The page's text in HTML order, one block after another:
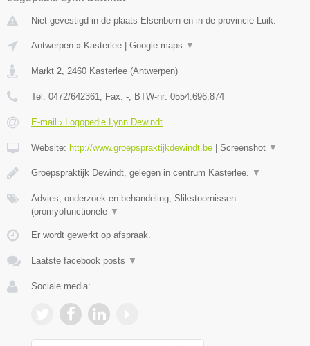
Niet gevestigd in de plaats Elsenborn en in de provincie Luik.
Antwerpen » Kasterlee | Google maps ▼
Markt 2 2460 Kasterlee (Antwerpen)
Tel: 0472/642361 , Fax: - , BTW-nr: 0554.696.874
E-mail › Logopedie Lynn Dewindt
Website: http://www.groepspraktijkdewindt.be | Screenshot ▼
Groepspraktijk Dewindt, gelegen in centrum Kasterlee. ▼
Advies, onderzoek en behandeling, Slikstoornissen
(oromyofunctionele ▼
Er wordt gewerkt op afspraak.
Laatste facebook posts ▼
Sociale media: